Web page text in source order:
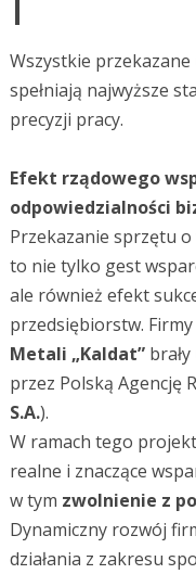
Wszystkie
spełniają najwyższe
precyzji pracy.
Efekt rządowego
odpowiedzialności
Przekazanie sprzętu o
to nie tylko gest
ale również efekt
przedsiębiorstw. Firmy
Metali „Kaldat”brały
przez Polską Agencję
S.A.).
W ramach tego
realne i znaczące
w tym zwolnienie z
Dynamiczny rozwój
działania z zakresu